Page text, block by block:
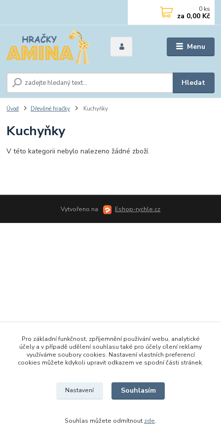
Menu
Hledat
0 ks
za 0,00 Kč
Úvod Dřevěné hračky Kuchyňky
Kuchyňky
V této kategorii nebylo nalezeno žádné zboží.
Vytvořeno na Eshop-rychle.cz
Pro základní funkčnost, zpříjemnění používání webu, analytické
účely a v případě udělení souhlasu také pro účely cílení reklamy
využíváme soubory cookies. Nastavení vlastních preferencí
cookies můžete kdykoli upravit odkazem ve spodní části stránek.
Nastavení Souhlasím
Souhlas můžete odmítnout zde.